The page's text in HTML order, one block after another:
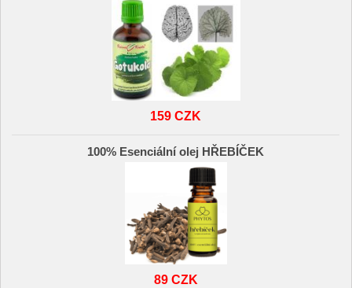
159 CZK
100% Esenciální olej HŘEBÍČEK
89 CZK